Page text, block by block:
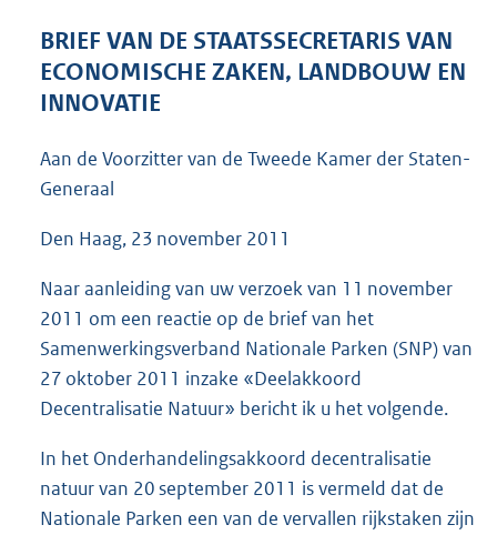
e
b
BRIEF VAN DE STAATSSECRETARIS VAN
ECONOMISCHE ZAKEN, LANDBOUW EN
INNOVATIE
Aan de Voorzitter van de Tweede Kamer der Staten-
Generaal
Den Haag, 23 november 2011
Naar aanleiding van uw verzoek van 11 november
2011 om een reactie op de brief van het
Samenwerkingsverband Nationale Parken (SNP) van
27 oktober 2011 inzake «Deelakkoord
Decentralisatie Natuur» bericht ik u het volgende.
In het Onderhandelingsakkoord decentralisatie
natuur van 20 september 2011 is vermeld dat de
Nationale Parken een van de vervallen rijkstaken zijn